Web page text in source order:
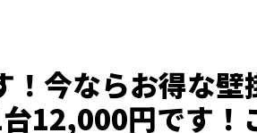
！今ならお得な
12,000円です！